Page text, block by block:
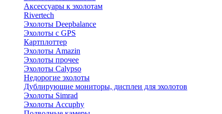
Аксессуары к эхолотам
Rivertech
Эхолоты Deepbalance
Эхолоты с GPS
Картплоттер
Эхолоты Amazin
Эхолоты прочее
Эхолоты Calypso
Недорогие эхолоты
Дублирующие мониторы, дисплеи для эхолотов
Эхолоты Simrad
Эхолоты Accuphy